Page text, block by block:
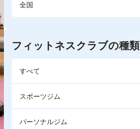
全国
フィットネスクラブの種類
すべて
スポーツジム
パーソナルジム